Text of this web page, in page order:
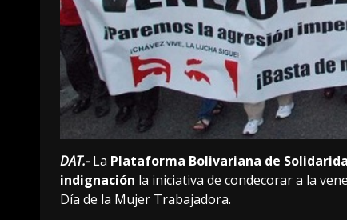
DAT.- La Plataforma Bolivariana de
indignación la iniciativa de condecorar a la
Día de la Mujer Trabajadora.